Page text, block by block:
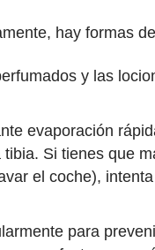
hay formas
y las
evaporación
Si tienes que
el coche),
para